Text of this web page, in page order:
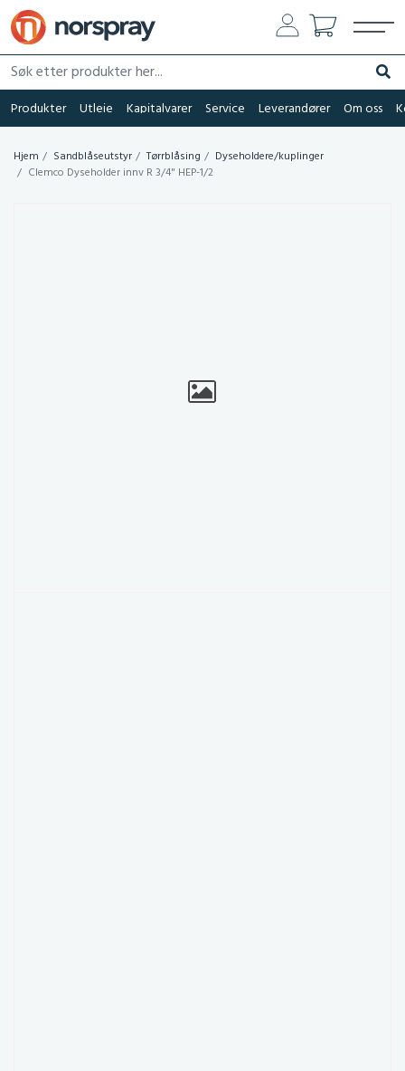
Søk etter produkter her...
Søk
Produkter Utleie Kapitalvarer Service Leverandører Om oss
Hjem Sandblåseutstyr Tørrblåsing
Dyseholdere/kuplinger
Clemco Dyseholder innv R 3/4" HEP-1/2